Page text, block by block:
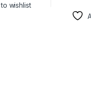
wishlist